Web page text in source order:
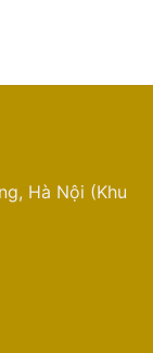
Hà Nội (Khu